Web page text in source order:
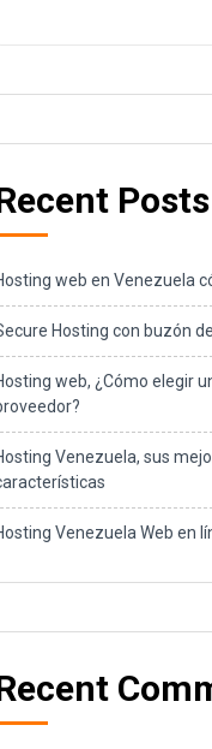
Posts
web en Venezuela
Hosting con buzón
web, ¿Cómo elegir
Venezuela, sus
Venezuela Web en